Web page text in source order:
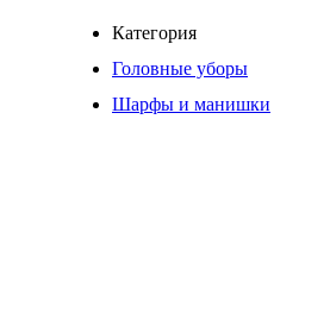
Категория
Головные уборы
Шарфы и манишки